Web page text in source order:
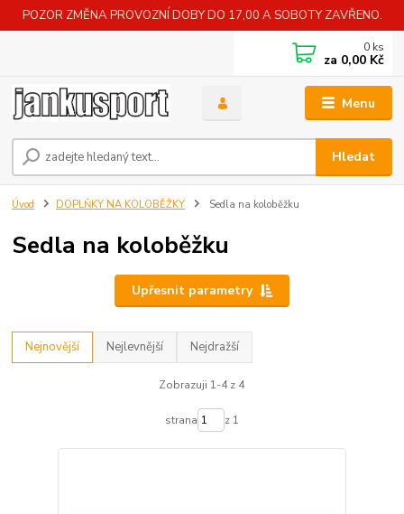
POZOR ZMĚNA PROVOZNÍ DOBY DO 17,00 A SOBOTY ZAVŘENO.
Menu
Hledat
0 ks
za 0,00 Kč
Úvod DOPLŇKY NA KOLOBĚŽKY Sedla na koloběžku
Sedla na koloběžku
Upřesnit parametry
Nejnovější Nejlevnější Nejdražší
Zobrazuji 1-4 z 4
strana z 1